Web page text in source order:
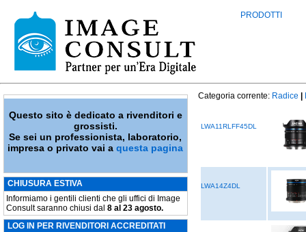
PRODOTTI
Questo sito è dedicato a rivenditori e
grossisti.
Se sei un professionista, laboratorio,
impresa o privato vai aquesta pagina
CHIUSURA ESTIVA
Informiamo i gentili clienti che gli uffici di Image
Consult saranno chiusi dal 8 al 23 agosto.
LOG IN PER RIVENDITORI ACCREDITATI
Categoria corrente: Radice
LWA11RLFF45DL
LWA14Z4DL